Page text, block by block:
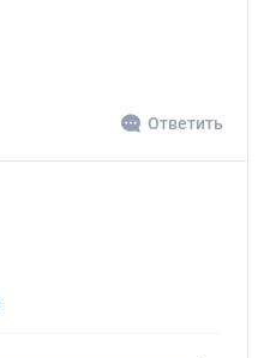
Ответить